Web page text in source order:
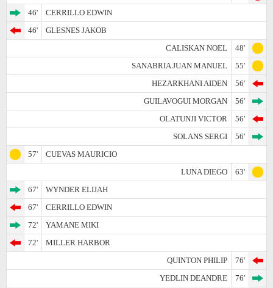
46'
CERRILLO EDWIN
46'
GLESNES JAKOB
CALISKAN NOEL
48'
SANABRIA JUAN MANUEL
55'
HEZARKHANI AIDEN
56'
GUILAVOGUI MORGAN
56'
OLATUNJI VICTOR
56'
SOLANS SERGI
56'
57'
CUEVAS MAURICIO
LUNA DIEGO
63'
67'
WYNDER ELIJAH
67'
CERRILLO EDWIN
72'
YAMANE MIKI
72'
MILLER HARBOR
QUINTON PHILIP
76'
YEDLIN DEANDRE
76'